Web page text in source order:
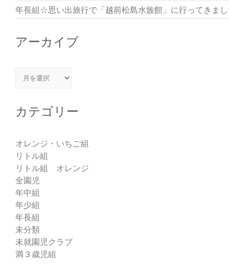
年長組☆思い出旅行で「越前松島水族館」に行ってきま
アーカイブ
アーカイブ
カテゴリー
オレンジ・いちご組
リトル組
リトル組 オレンジ
全園児
年中組
年少組
年長組
未分類
未就園児クラブ
満３歳児組